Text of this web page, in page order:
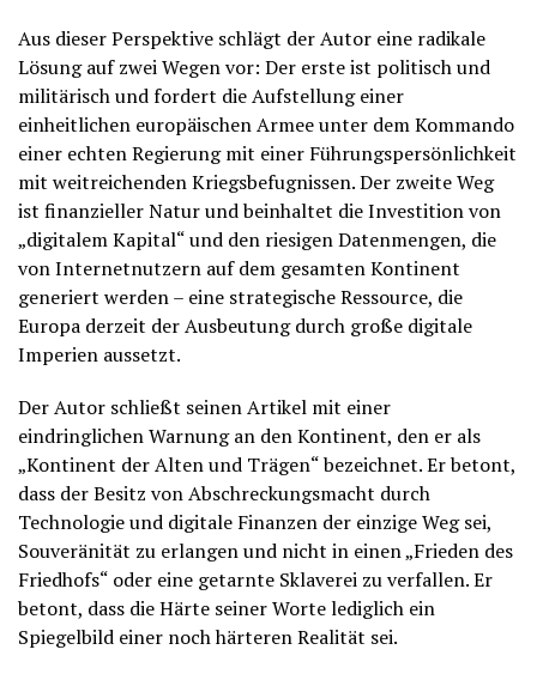
Aus dieser Perspektive schlägt der Autor eine radikale
Lösung auf zwei Wegen vor: Der erste ist politisch und
militärisch und fordert die Aufstellung einer
einheitlichen europäischen Armee unter dem Kommando
einer echten Regierung mit einer Führungspersönlichkeit
mit weitreichenden Kriegsbefugnissen. Der zweite Weg
ist finanzieller Natur und beinhaltet die Investition von
„digitalem Kapital“ und den riesigen Datenmengen, die
von Internetnutzern auf dem gesamten Kontinent
generiert werden – eine strategische Ressource, die
Europa derzeit der Ausbeutung durch große digitale
Imperien aussetzt.
Der Autor schließt seinen Artikel mit einer
eindringlichen Warnung an den Kontinent, den er als
„Kontinent der Alten und Trägen“ bezeichnet. Er betont,
dass der Besitz von Abschreckungsmacht durch
Technologie und digitale Finanzen der einzige Weg sei,
Souveränität zu erlangen und nicht in einen „Frieden des
Friedhofs“ oder eine getarnte Sklaverei zu verfallen. Er
betont, dass die Härte seiner Worte lediglich ein
Spiegelbild einer noch härteren Realität sei.